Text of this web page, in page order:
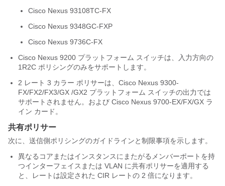
Cisco Nexus 93108TC-FX
Cisco Nexus 9348GC-FXP
Cisco Nexus 9736C-FX
Cisco Nexus 9200 プラットフォーム スイッチは、入力方向の
1R2C ポリシングのみをサポートします。
2 レート 3 カラー ポリサーは、Cisco Nexus 9300-
FX/FX2/FX3/GX /GX2 プラットフォーム スイッチの出力では
サポートされません。および Cisco Nexus 9700-EX/FX/GX ラ
イン カード。
共有ポリサー
次に、送信側ポリシングのガイドラインと制限事項を示します。
異なるコアまたはインスタンスにまたがるメンバーポートを持
つインターフェイスまたは VLAN に共有ポリサーを適用する
と、レートは設定された CIR レートの 2 倍になります。